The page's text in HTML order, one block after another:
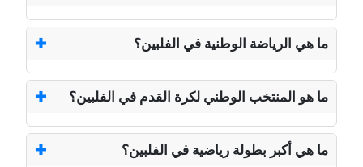
ما هي الرياضة الوطنية في الفلبين؟
ما هو المنتخب الوطني لكرة القدم في الفلبين؟
ما هي أكبر بطولة رياضية في الفلبين؟